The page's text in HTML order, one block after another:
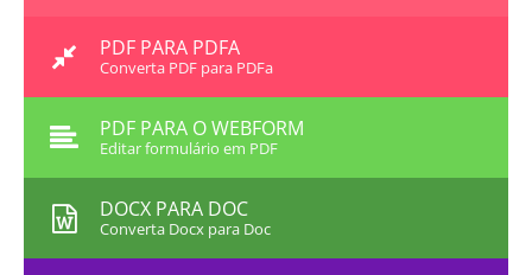
PDF PARA PDFA
Converta PDF para PDFa
PDF PARA O WEBFORM
Editar formulário em PDF
DOCX PARA DOC
Converta Docx para Doc